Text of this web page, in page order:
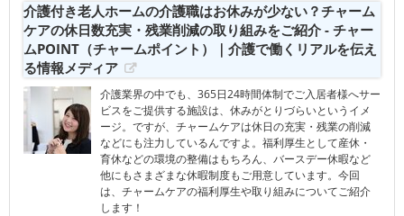
介護付き老人ホームの介護職はお休みが少ない？チャーム
ケアの休日数充実・残業削減の取り組みをご紹介 - チャー
ムPOINT（チャームポイント）｜介護で働くリアルを伝え
る情報メディア
介護業界の中でも、365日24時間体制でご入居者様へサー
ビスをご提供する施設は、休みがとりづらいというイメ
ージ。ですが、チャームケアは休日の充実・残業の削減
などにも注力しているんですよ。福利厚生として産休・
育休などの環境の整備はもちろん、バースデー休暇など
他にもさまざまな休暇制度もご用意しています。今回
は、チャームケアの福利厚生や取り組みについてご紹介
します！